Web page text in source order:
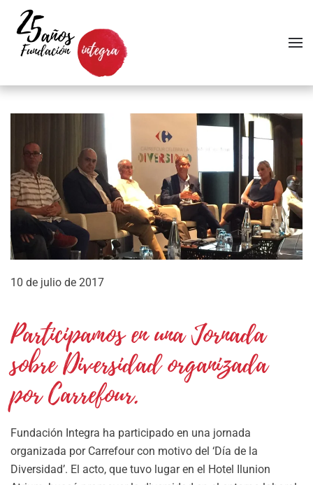
Skip to main content
10 de julio de 2017
Participamos en una Jornada
sobre Diversidad organizada
por Carrefour.
Fundación Integra ha participado en una jornada
organizada por Carrefour con motivo del ‘Día de la
Diversidad’. El acto, que tuvo lugar en el Hotel Ilunion